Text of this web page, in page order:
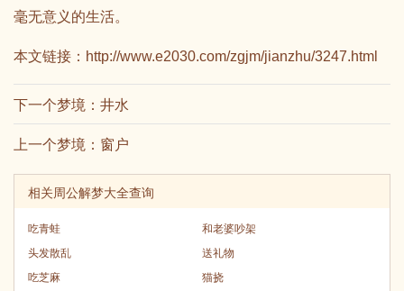
毫无意义的生活。
本文链接： http://www.e2030.com/zgjm/jianzhu/3247.html
下一个梦境： 井水
上一个梦境： 窗户
相关周公解梦大全查询
吃青蛙
和老婆吵架
头发散乱
送礼物
吃芝麻
猫挠